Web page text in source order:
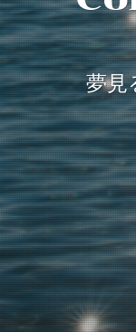
夢見
夢見
夢見
夢見